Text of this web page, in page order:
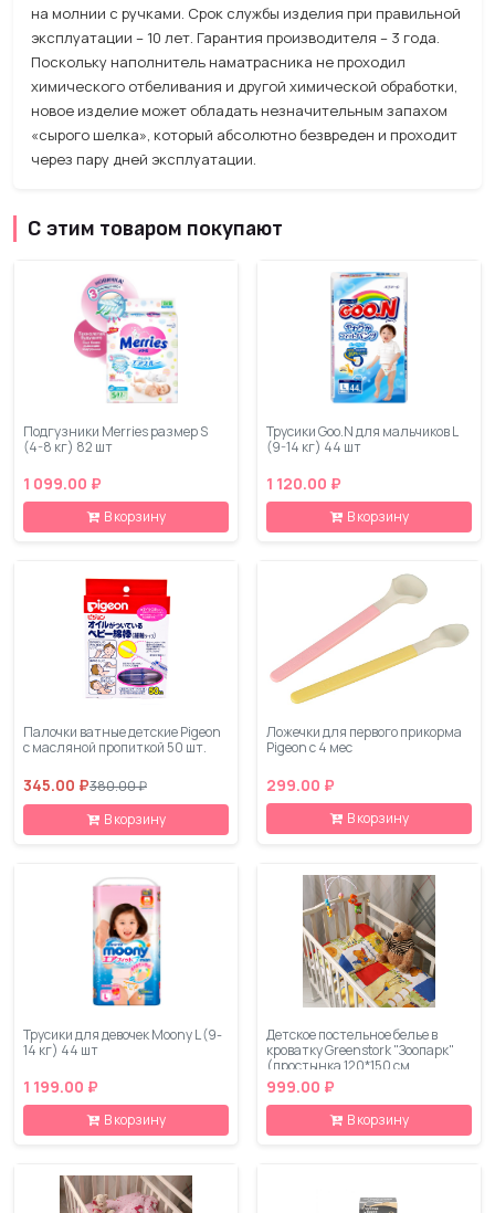
на молнии с ручками. Срок службы изделия при правильной
эксплуатации – 10 лет. Гарантия производителя – 3 года.
Поскольку наполнитель наматрасника не проходил
химического отбеливания и другой химической обработки,
новое изделие может обладать незначительным запахом
«сырого шелка», который абсолютно безвреден и проходит
через пару дней эксплуатации.
С этим товаром покупают
Подгузники Merries размер S
(4-8 кг) 82 шт
1 099.00 ₽
В корзину
Трусики Goo.N для мальчиков L
(9-14 кг) 44 шт
1 120.00 ₽
В корзину
Палочки ватные детские Pigeon
с масляной пропиткой 50 шт.
345.00 ₽380.00 ₽
В корзину
Ложечки для первого прикорма
Pigeon с 4 мес
299.00 ₽
В корзину
Трусики для девочек Moony L (9-
14 кг) 44 шт
1 199.00 ₽
В корзину
Детское постельное белье в
кроватку Greenstork "Зоопарк"
(простынка 120*150 см
пододеяльник 110*140 см
наволочка 40*60 см) 100%
хлопок-сатин
999.00 ₽
В корзину